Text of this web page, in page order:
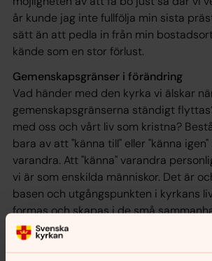
år kunde jag inte fullfölja min sista
sätt än att pedla in från min
kände som en stor förlust.
Gemenskapsgränser i förändring
Vad händer med den kyrka vi älskar
gemenskapsgränserna ständigt
med oss och vårt liv som kristna?
bara av att "känna till" eller "känna
varandra. Att "känna" varandra
vi är som enskilda människor. Det är
basen och utgångspunkten i kyrkans
formas och skapas i de små
Jag minns att en av mina vänner under
ungefär så här: "Bara något riktigt